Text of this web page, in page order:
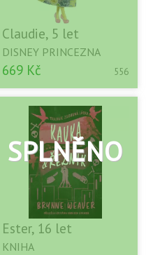
Claudie, 5 let
DISNEY PRINCEZNA
669 Kč 556
Ester, 16 let
KNIHA